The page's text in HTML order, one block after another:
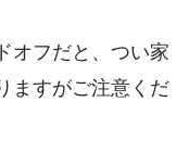
オフだと、つい家
ますがご注意くだ